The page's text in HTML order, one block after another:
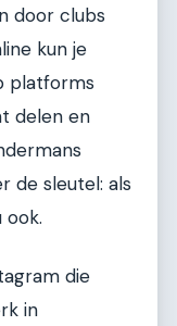
door clubs
kun je
platforms
delen en
de sleutel: als
ook.
die
in